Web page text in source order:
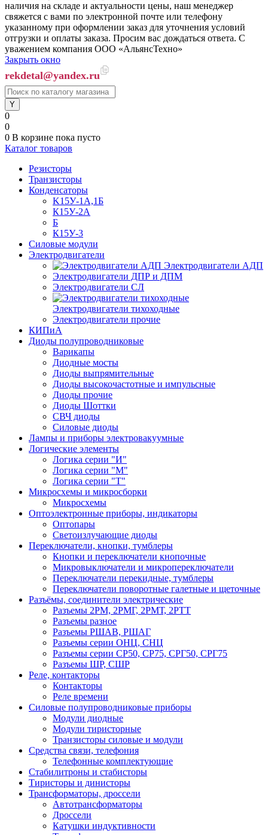
наличия на складе и актуальности цены, наш менеджер
свяжется с вами по электронной почте или телефону
указанному при оформлении заказ для уточнения условий
отгрузки и оплаты заказа. Просим вас дождаться ответа. С
уважением компания ООО «АльянсТехно»
Закрыть окно
rekdetal@yandex.ru
0
0
0 В корзине пока пусто
Каталог товаров
Резисторы
Транзисторы
Конденсаторы
K15У-1А,1Б
К15У-2А
Б
К15У-3
Силовые модули
Электродвигатели
Электродвигатели АДП
Электродвигатели ДПР и ДПМ
Электродвигатели СЛ
Электродвигатели тихоходные
Электродвигатели прочие
КИПиА
Диоды полупроводниковые
Варикапы
Диодные мосты
Диоды выпрямительные
Диоды высокочастотные и импульсные
Диоды прочие
Диоды Шоттки
СВЧ диоды
Силовые диоды
Лампы и приборы электровакуумные
Логические элементы
Логика серии "И"
Логика серии "М"
Логика серии "Т"
Микросхемы и микросборки
Микросхемы
Оптоэлектронные приборы, индикаторы
Оптопары
Светоизлучающие диоды
Переключатели, кнопки, тумблеры
Кнопки и переключатели кнопочные
Микровыключатели и микропереключатели
Переключатели перекидные, тумблеры
Переключатели поворотные галетные и щеточные
Разъёмы, соединители электрические
Разъемы 2РМ, 2РМГ, 2РМТ, 2РТТ
Разъемы разное
Разъемы РШАВ, РШАГ
Разъемы серии ОНЦ, СНЦ
Разъемы серии СР50, СР75, СРГ50, СРГ75
Разъемы ШР, СШР
Реле, контакторы
Контакторы
Реле времени
Силовые полупроводниковые приборы
Модули диодные
Модули тиристорные
Транзисторы силовые и модули
Средства связи, телефония
Телефонные комплектующие
Стабилитроны и стабисторы
Тиристоры и динисторы
Трансформаторы, дроссели
Автотрансформаторы
Дроссели
Катушки индуктивности